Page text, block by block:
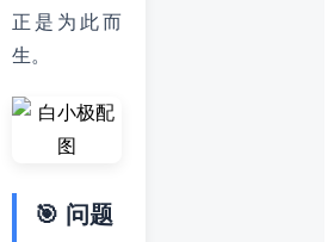
正是为此而
生。
🎯 问题